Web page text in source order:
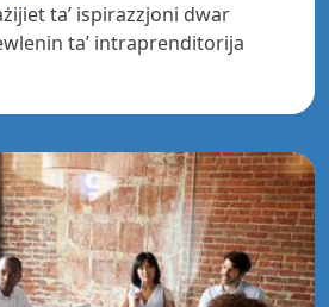
ta’ ispirazzjoni dwar
ta’ intraprenditorija